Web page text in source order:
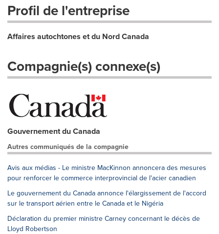
Profil de l'entreprise
Affaires autochtones et du Nord Canada
Compagnie(s) connexe(s)
Gouvernement du Canada
Autres communiqués de la compagnie
Avis aux médias - Le ministre MacKinnon annoncera des mesures
pour renforcer le commerce interprovincial de l'acier canadien
Le gouvernement du Canada annonce l'élargissement de l'accord
sur le transport aérien entre le Canada et le Nigéria
Déclaration du premier ministre Carney concernant le décès de
Lloyd Robertson